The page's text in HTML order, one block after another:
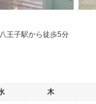
王子駅から徒歩5分
木